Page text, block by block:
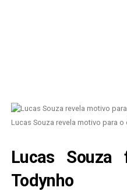
Lucas Souza revela motivo para
Lucas
Todynho